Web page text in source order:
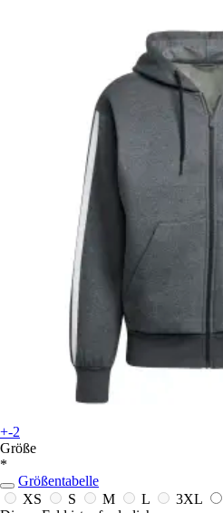
+-2
Größe
*
Größentabelle
XS
S M L 3XL